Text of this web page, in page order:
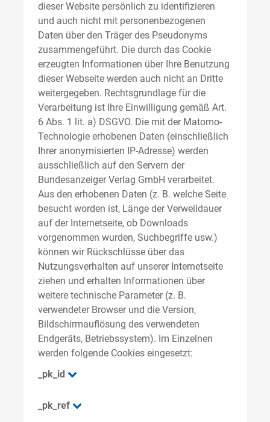
dieser Website persönlich zu identifizieren
und auch nicht mit personenbezogenen
Daten über den Träger des Pseudonyms
zusammengeführt. Die durch das Cookie
erzeugten Informationen über Ihre Benutzung
dieser Webseite werden auch nicht an Dritte
weitergegeben. Rechtsgrundlage für die
Verarbeitung ist Ihre Einwilligung gemäß Art.
6 Abs. 1 lit. a) DSGVO. Die mit der Matomo-
Technologie erhobenen Daten (einschließlich
Ihrer anonymisierten IP-Adresse) werden
ausschließlich auf den Servern der
Bundesanzeiger Verlag GmbH verarbeitet.
Aus den erhobenen Daten (z. B. welche Seite
besucht worden ist, Länge der Verweildauer
auf der Internetseite, ob Downloads
vorgenommen wurden, Suchbegriffe usw.)
können wir Rückschlüsse über das
Nutzungsverhalten auf unserer Internetseite
ziehen und erhalten Informationen über
weitere technische Parameter (z. B.
verwendeter Browser und die Version,
Bildschirmauflösung des verwendeten
Endgeräts, Betriebssystem). Im Einzelnen
werden folgende Cookies eingesetzt:
_pk_id
_pk_ref